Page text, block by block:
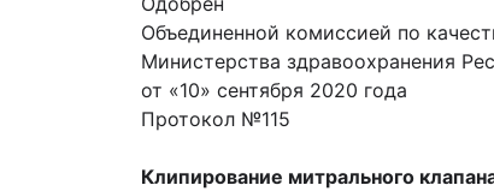
Объединенной комиссией по
Министерства здравоохранения
от «10» сентября 2020 года
Протокол №115
Клипирование митрального